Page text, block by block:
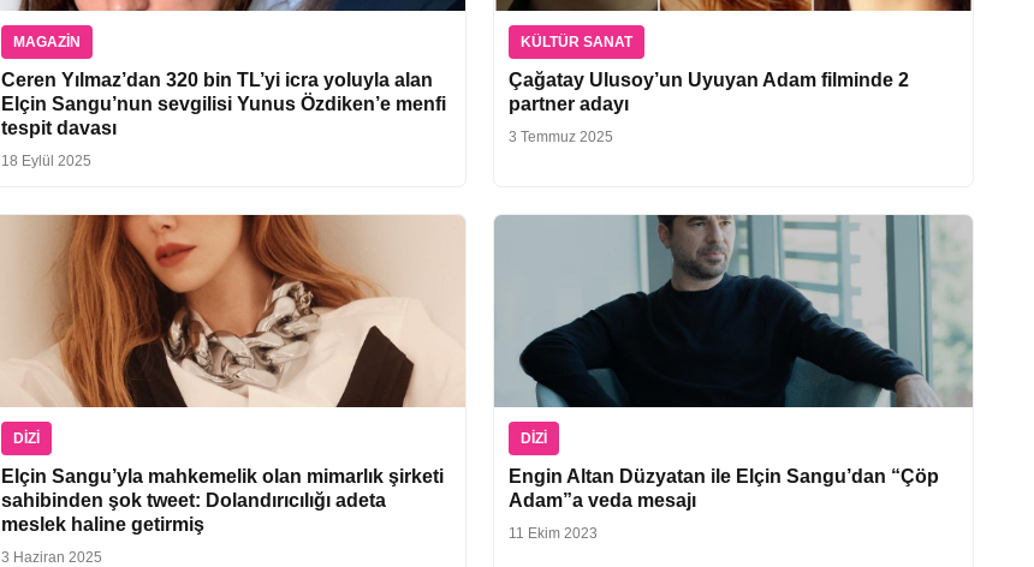
MAGAZIN
Ceren Yılmaz’dan 320 bin TL’yi icra yoluyla alan
Elçin Sangu’nun sevgilisi Yunus Özdiken’e menfi
tespit davası
18 Eylül 2025
KÜLTÜR SANAT
Çağatay Ulusoy’un Uyuyan Adam filminde 2
partner adayı
3 Temmuz 2025
DIZI
Elçin Sangu’yla mahkemelik olan mimarlık şirketi
sahibinden şok tweet: Dolandırıcılığı adeta
meslek haline getirmiş
3 Haziran 2025
DIZI
Engin Altan Düzyatan ile Elçin Sangu’dan “Çöp
Adam”a veda mesajı
11 Ekim 2023